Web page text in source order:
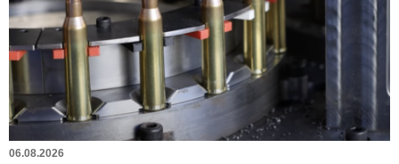
06.08.2026